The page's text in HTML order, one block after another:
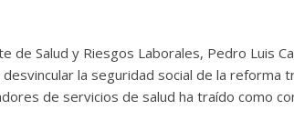
de Salud y Riesgos Laborales, Pedro Luis
la seguridad social de la reforma
de servicios de salud ha traído como